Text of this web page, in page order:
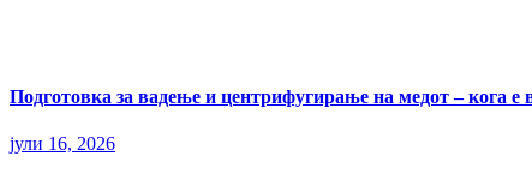
Подготовка за вадење и центрифугирање на медот – кога е
јули 16, 2026